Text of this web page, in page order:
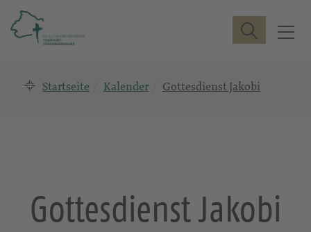
T
Suche
Startseite Kalender Gottesdienst Jakobi
Gottesdienst Jakobi